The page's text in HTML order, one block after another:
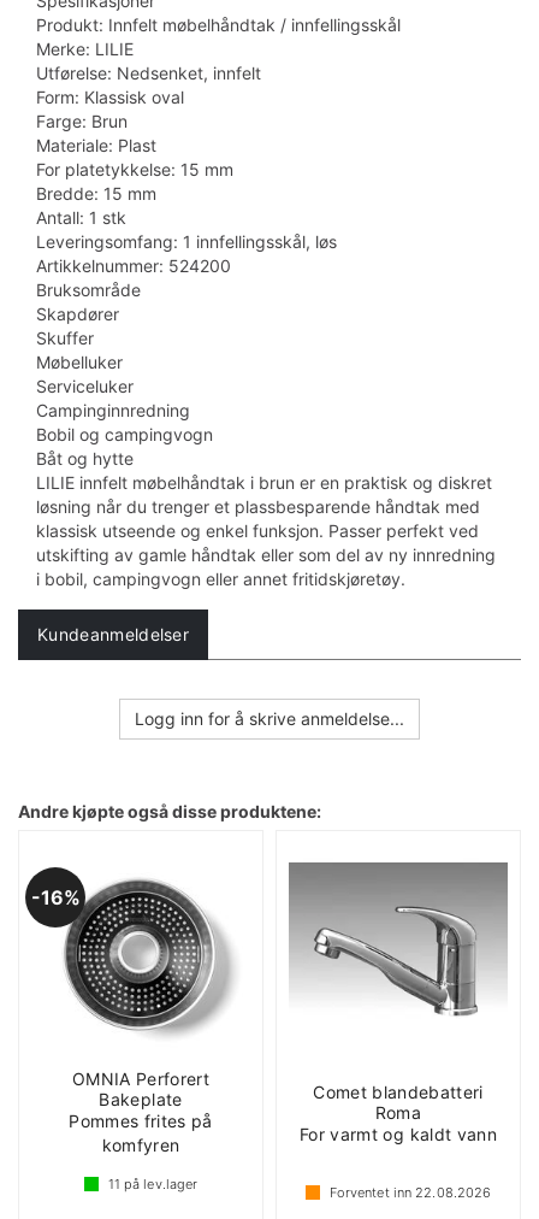
Produkt: Innfelt møbelhåndtak / innfellingsskål
Merke: LILIE
Utførelse: Nedsenket, innfelt
Form: Klassisk oval
Farge: Brun
Materiale: Plast
For platetykkelse: 15 mm
Bredde: 15 mm
Antall: 1 stk
Leveringsomfang: 1 innfellingsskål, løs
Artikkelnummer: 524200
Bruksområde
Skapdører
Skuffer
Møbelluker
Serviceluker
Campinginnredning
Bobil og campingvogn
Båt og hytte
LILIE innfelt møbelhåndtak i brun er en praktisk og diskret
løsning når du trenger et plassbesparende håndtak med
klassisk utseende og enkel funksjon. Passer perfekt ved
utskifting av gamle håndtak eller som del av ny innredning
i bobil, campingvogn eller annet fritidskjøretøy.
Kundeanmeldelser
Logg inn for å skrive anmeldelse...
Andre kjøpte også disse produktene:
16%
OMNIA Perforert
Bakeplate
Pommes frites på
komfyren
11 på lev.lager
Comet blandebatteri
Roma
For varmt og kaldt vann
Forventet inn 22.08.2026